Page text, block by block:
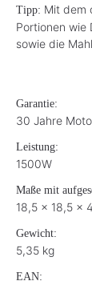
Tipp: Mit dem
Portionen wie
sowie die
Garantie:
30 Jahre
Leistung:
1500W
Maße mit
18,5 x 18,5 x
Gewicht:
5,35 kg
EAN: